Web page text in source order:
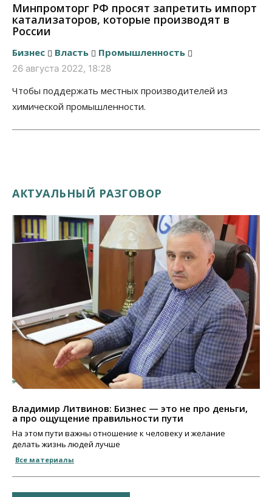
Минпромторг РФ просят запретить импорт
катализаторов, которые производят в
России
Бизнес Власть Промышленность
26 августа 2022, 18:28
Чтобы поддержать местных производителей из
химической промышленности.
АКТУАЛЬНЫЙ РАЗГОВОР
Владимир Литвинов: Бизнес — это не про деньги,
а про ощущение правильности пути
На этом пути важны отношение к человеку и желание
делать жизнь людей лучше
Все материалы